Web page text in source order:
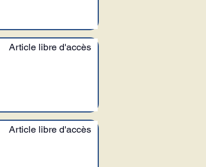
Article libre d'accès
Article libre d'accès